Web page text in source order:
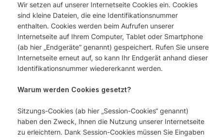
Wir setzen auf unserer Internetseite Cookies ein. Cookies
sind kleine Dateien, die eine Identifikationsnummer
enthalten. Cookies werden beim Aufrufen unserer
Internetseite auf Ihrem Computer, Tablet oder Smartphone
(ab hier „Endgeräte“ genannt) gespeichert. Rufen Sie unsere
Internetseite erneut auf, so kann Ihr Endgerät anhand dieser
Identifikationsnummer wiedererkannt werden.
Warum werden Cookies gesetzt?
Sitzungs-Cookies (ab hier „Session-Cookies“ genannt)
haben den Zweck, Ihnen die Nutzung unserer Internetseite
zu erleichtern. Dank Session-Cookies müssen Sie Eingaben